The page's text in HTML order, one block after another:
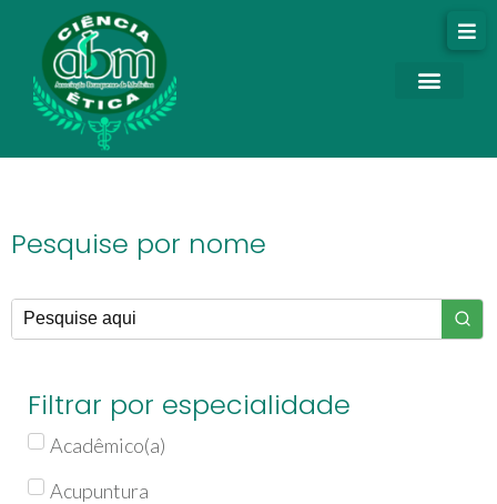
Pesquise por nome
Filtrar por especialidade
Acadêmico(a)
Acupuntura